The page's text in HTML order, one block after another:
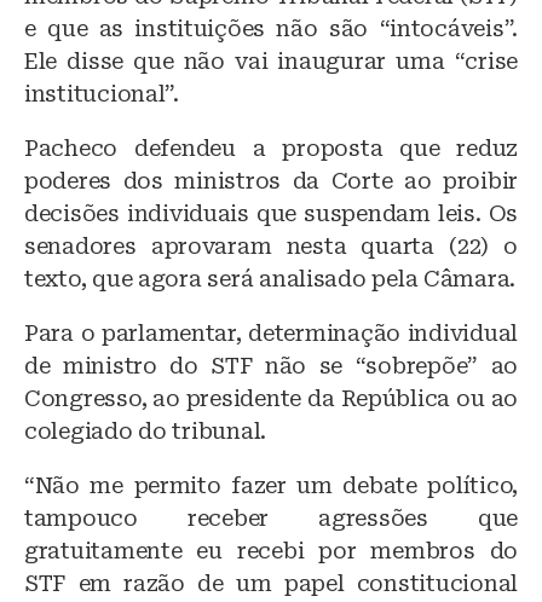
y
o
o
k
p
p
e que as instituições não são “intocáveis”.
Ele disse que não vai inaugurar uma “crise
institucional”.
Pacheco defendeu a proposta que reduz
poderes dos ministros da Corte ao proibir
decisões individuais que suspendam leis. Os
senadores aprovaram nesta quarta (22) o
texto, que agora será analisado pela Câmara.
Para o parlamentar, determinação individual
de ministro do STF não se “sobrepõe” ao
Congresso, ao presidente da República ou ao
colegiado do tribunal.
“Não me permito fazer um debate político,
tampouco receber agressões que
gratuitamente eu recebi por membros do
STF em razão de um papel constitucional